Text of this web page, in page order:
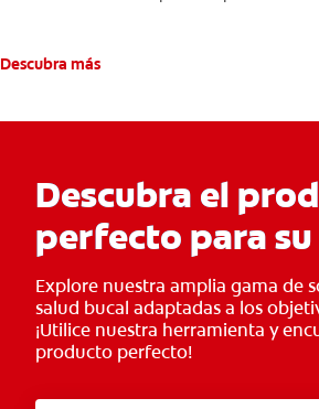
Descubra más
Descubra el
perfecto para
Explore nuestra amplia gama de
salud bucal adaptadas a los
¡Utilice nuestra herramienta y
producto perfecto!